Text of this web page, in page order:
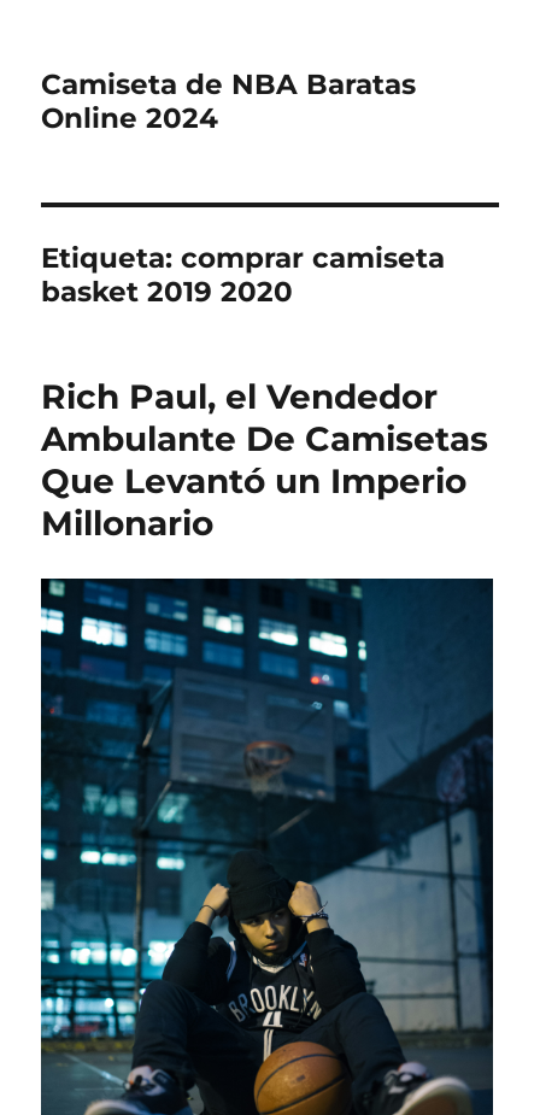
Camiseta de NBA Baratas
Online 2024
Etiqueta:comprar camiseta
basket 2019 2020
Rich Paul, el Vendedor
Ambulante De Camisetas
Que Levantó un Imperio
Millonario